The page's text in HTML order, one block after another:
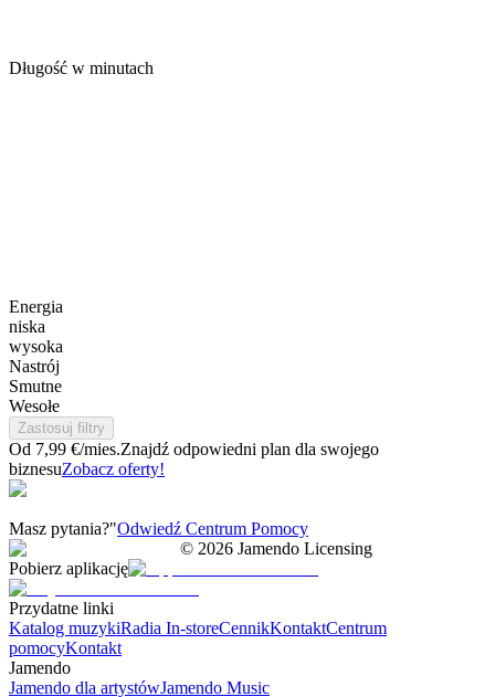
Długość w minutach
Energia
niska
wysoka
Nastrój
Smutne
Wesołe
Zastosuj filtry
Od 7,99 €/mies.Znajdź odpowiedni plan dla swojego
biznesuZobacz oferty!
Masz pytania?"Odwiedź Centrum Pomocy
© 2026 Jamendo Licensing
Pobierz aplikację
Przydatne linki
Katalog muzykiRadia In-storeCennikKontaktCentrum
pomocyKontakt
Jamendo
Jamendo dla artystówJamendo Music